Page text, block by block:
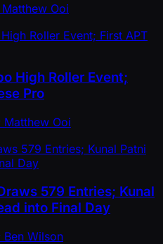
Matthew Ooi
High Roller Event;
Pro
Matthew Ooi
579 Entries; Kunal
into Final Day
Ben Wilson